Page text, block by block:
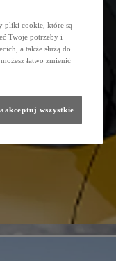
pliki cookie, które są
Twoje potrzeby i
a także służą do
łatwo zmienić
wszystkie